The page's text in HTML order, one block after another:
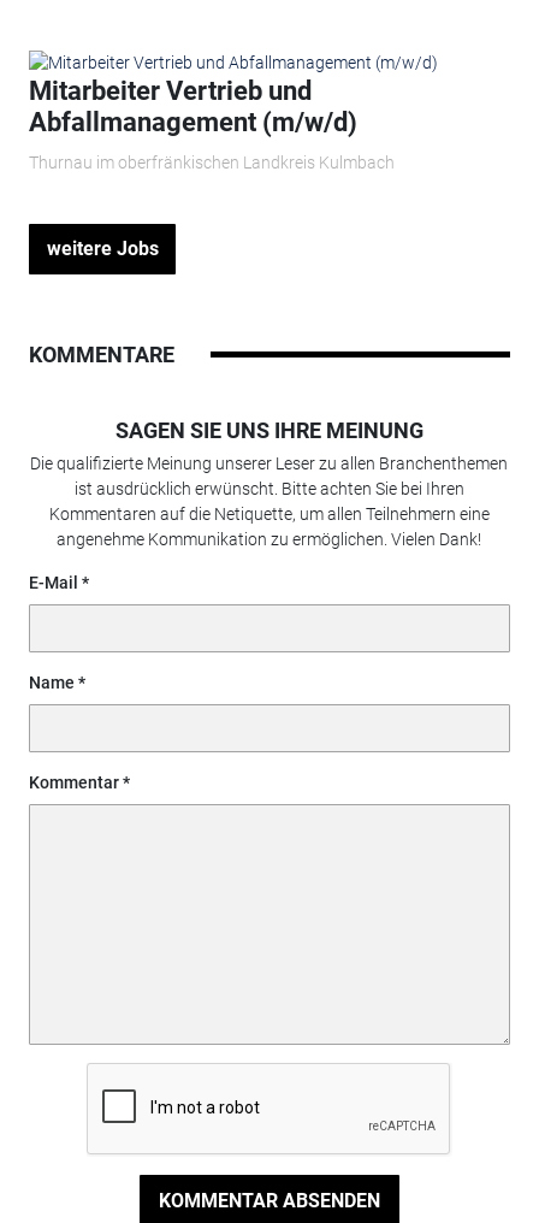
Mitarbeiter Vertrieb und
Abfallmanagement (m/w/d)
Thurnau im oberfränkischen Landkreis Kulmbach
weitere Jobs
KOMMENTARE
SAGEN SIE UNS IHRE MEINUNG
Die qualifizierte Meinung unserer Leser zu allen Branchenthemen
ist ausdrücklich erwünscht. Bitte achten Sie bei Ihren
Kommentaren auf die Netiquette, um allen Teilnehmern eine
angenehme Kommunikation zu ermöglichen. Vielen Dank!
E-Mail
Name
Kommentar
KOMMENTAR ABSENDEN